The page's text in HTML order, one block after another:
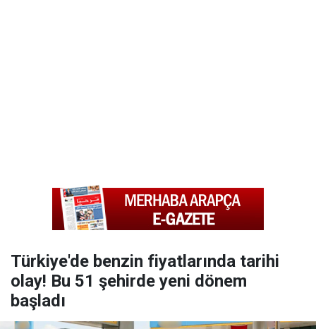
Türkiye'de benzin fiyatlarında tarihi
olay! Bu 51 şehirde yeni dönem
başladı